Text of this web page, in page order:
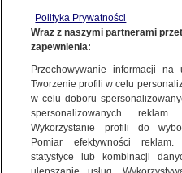
FAKTY | FAKTY PO POŁUDNIU
Jedni szyją serduszka, inni ćwiczą
WOŚP idą pełną parą
FAKTY O ŚWIECIE
WIĘCEJ
KANAŁY
Polityka Prywatności
Wraz z naszymi partnerami
zapewnienia:
Przechowywanie informacji
Tworzenie profili w celu
w celu doboru
spersonalizowanych
Wykorzystanie profili do
Pomiar efektywności
statystyce lub kombinacji